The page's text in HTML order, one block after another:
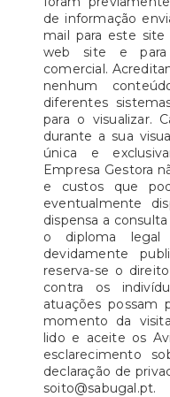
de informação
mail para este site
web site e para
comercial.
nenhum
diferentes
para o visualizar.
durante a sua
única e
Empresa Gestora
e custos que
eventualmente
dispensa a
o diploma
devidamente
reserva-se o
contra os
atuações possam
momento da
lido e aceite os
esclarecimento
declaração de
soito@sabugal.pt.